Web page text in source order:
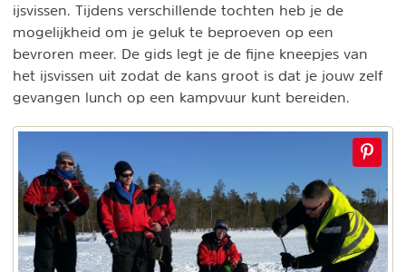
ijsvissen. Tijdens verschillende tochten heb je de
mogelijkheid om je geluk te beproeven op een
bevroren meer. De gids legt je de fijne kneepjes van
het ijsvissen uit zodat de kans groot is dat je jouw zelf
gevangen lunch op een kampvuur kunt bereiden.